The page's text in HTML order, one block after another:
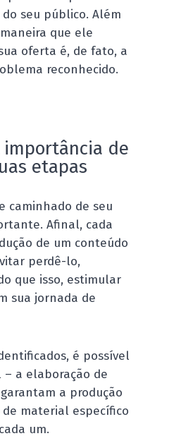
seu público. Além
que ele
oferta é, de fato, a
reconhecido.
importância de
etapas
caminhado de seu
Afinal, cada
de um conteúdo
perdê-lo,
que isso, estimular
sua jornada de
é possível
– a elaboração de
a produção
material específico
um.